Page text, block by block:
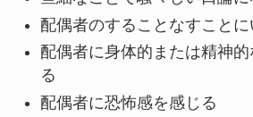
配偶者のすることなすこと
配偶者に身体的または精神
る
配偶者に恐怖感を感じる